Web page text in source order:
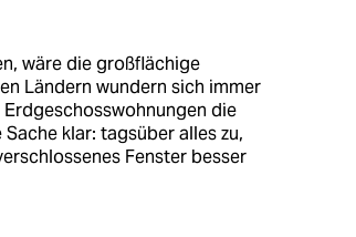
wäre die großflächige
Ländern wundern sich immer
die
klar: tagsüber alles zu,
Fenster besser